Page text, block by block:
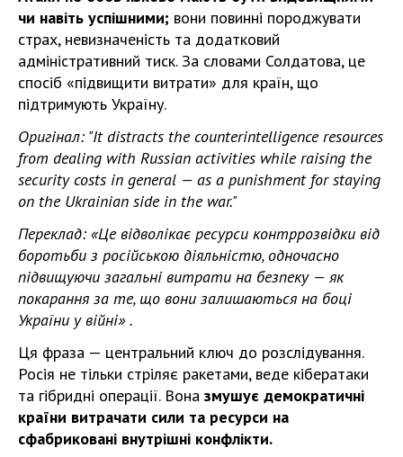
чи навіть успішними; вони повинні породжувати
страх, невизначеність та додатковий
адміністративний тиск. За словами Солдатова, це
спосіб «підвищити витрати» для країн, що
підтримують Україну.
Оригінал: "It distracts the counterintelligence resources
from dealing with Russian activities while raising the
security costs in general — as a punishment for staying
on the Ukrainian side in the war."
Переклад: «Це відволікає ресурси контррозвідки від
боротьби з російською діяльністю, одночасно
підвищуючи загальні витрати на безпеку — як
покарання за те, що вони залишаються на боці
України у війні» .
Ця фраза — центральний ключ до розслідування.
Росія не тільки стріляє ракетами, веде кібератаки
та гібридні операції. Вона змушує демократичні
країни витрачати сили та ресурси на
сфабриковані внутрішні конфлікти.